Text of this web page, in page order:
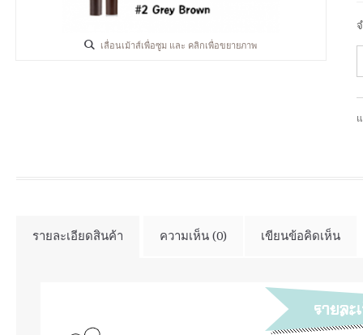
เลื่อนเม้าส์เพื่อซูม และ คลิกเพื่อขยายภาพ
รายละเอียดสินค้า ความเห็น (0) เขียนข้อคิดเห็น